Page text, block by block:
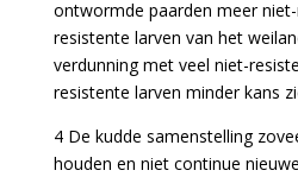
ontwormde paarden meer
resistente larven van het
verdunning met veel niet-
resistente larven minder kans
4 De kudde samenstelling
houden en niet continue